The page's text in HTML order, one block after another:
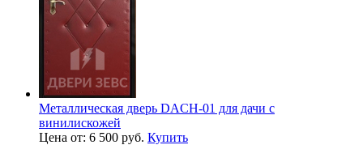
Металлическая дверь DACH-01 для дачи с
винилискожей
Цена от: 6 500 руб. Купить